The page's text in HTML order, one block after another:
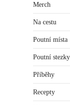
Merch
Na cestu
Poutní místa
Poutní stezky
Příběhy
Recepty